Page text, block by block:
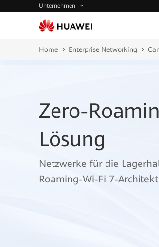
Unternehmen
Home Enterprise Networking
Zero-
Lösung
Netzwerke für die
Roaming-Wi-Fi 7-